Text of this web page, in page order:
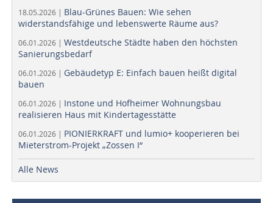
18.05.2026 | Blau-Grünes Bauen: Wie sehen
widerstandsfähige und lebenswerte Räume aus?
06.01.2026 | Westdeutsche Städte haben den höchsten
Sanierungsbedarf
06.01.2026 | Gebäudetyp E: Einfach bauen heißt digital
bauen
06.01.2026 | Instone und Hofheimer Wohnungsbau
realisieren Haus mit Kindertagesstätte
06.01.2026 | PIONIERKRAFT und lumio+ kooperieren bei
Mieterstrom-Projekt „Zossen I“
Alle News